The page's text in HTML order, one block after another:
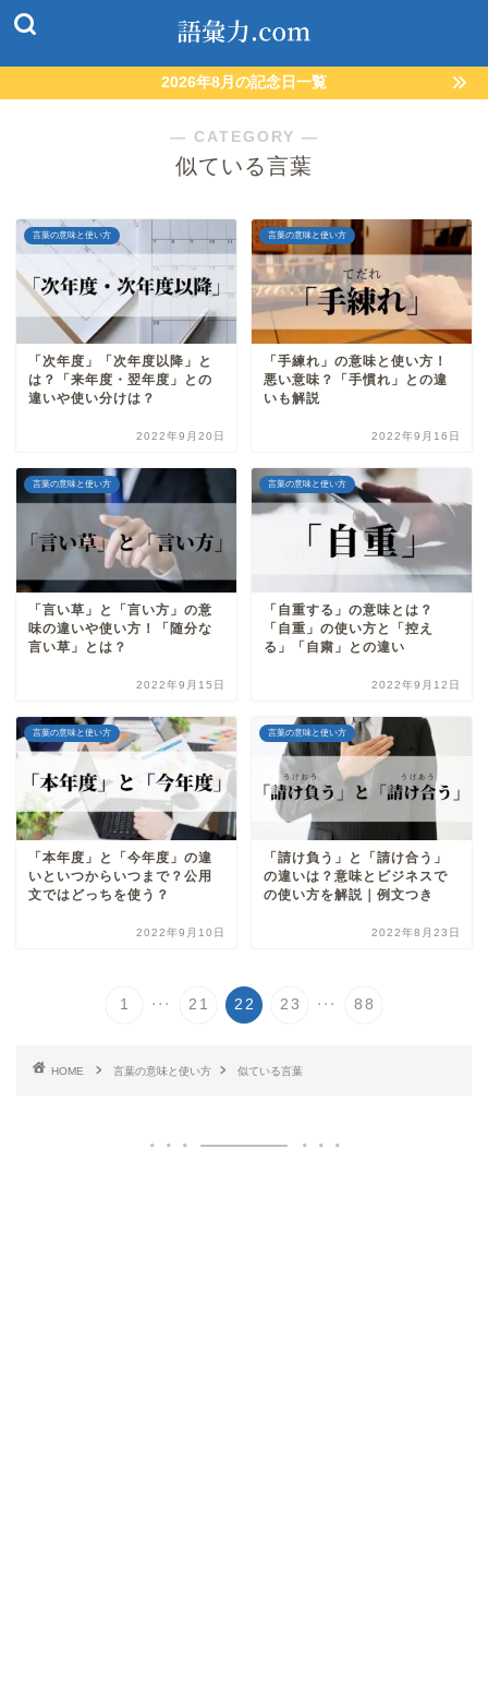
2026年8月の記念日一覧
― CATEGORY ―
似ている言葉
言葉の意味と使い方
「次年度」「次年度以降」と
は？「来年度・翌年度」との
違いや使い分けは？
2022年9月20日
言葉の意味と使い方
「手練れ」の意味と使い方！
悪い意味？「手慣れ」との違
いも解説
2022年9月16日
言葉の意味と使い方
「言い草」と「言い方」の意
味の違いや使い方！「随分な
言い草」とは？
2022年9月15日
言葉の意味と使い方
「自重する」の意味とは？
「自重」の使い方と「控え
る」「自粛」との違い
2022年9月12日
言葉の意味と使い方
「本年度」と「今年度」の違
いといつからいつまで？公用
文ではどっちを使う？
2022年9月10日
言葉の意味と使い方
「請け負う」と「請け合う」
の違いは？意味とビジネスで
の使い方を解説｜例文つき
2022年8月23日
1 ... 21 22 23 ... 88
HOME 言葉の意味と使い方 似ている言葉